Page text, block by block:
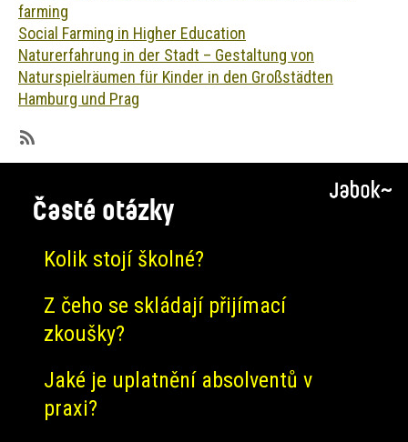
farming
Social Farming in Higher Education
Naturerfahrung in der Stadt – Gestaltung von
Naturspielräumen für Kinder in den Großstädten
Hamburg und Prag
SubscribeSubscribe
partner
Časté otázky
Kolik stojí školné?
Z čeho se skládají přijímací
zkoušky?
Jaké je uplatnění absolventů v
praxi?